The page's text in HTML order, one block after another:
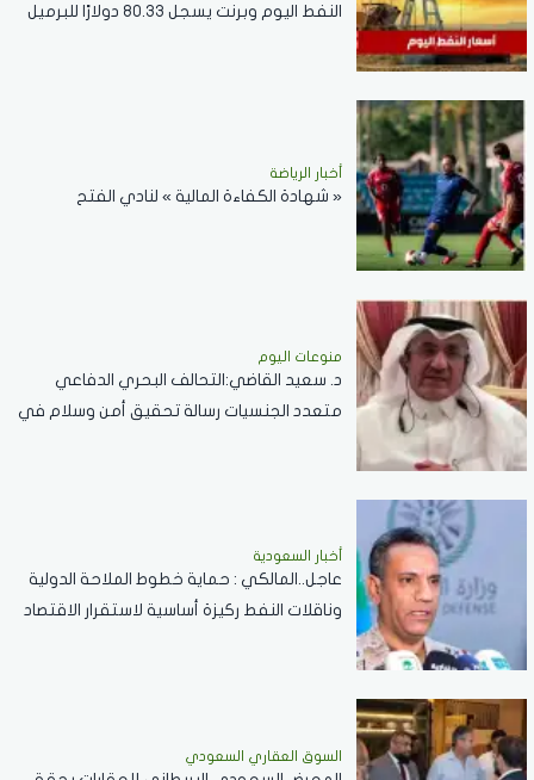
النفط اليوم وبرنت يسجل 80.33 دولارًا للبرميل
أخبار الرياضة
« شهادة الكفاءة المالية » لنادي الفتح
منوعات اليوم
د. سعيد القاضي:التحالف البحري الدفاعي
متعدد الجنسيات رسالة تحقيق أمن وسلام في
أخبار السعودية
عاجل..المالكي : حماية خطوط الملاحة الدولية
وناقلات النفط ركيزة أساسية لاستقرار الاقتصاد
السوق العقاري السعودي